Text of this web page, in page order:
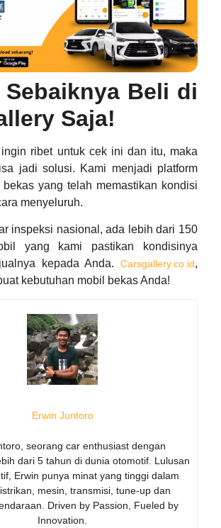
Sebaiknya Beli di
Saja!
ribet untuk cek ini dan itu, maka
jadi solusi. Kami menjadi platform
yang telah memastikan kondisi
menyeluruh.
inspeksi nasional, ada lebih dari 150
yang kami pastikan kondisinya
kepada Anda. Carsgallery.co.id,
kebutuhan mobil bekas Anda!
Erwin Juntoro
seorang car enthusiast dengan
dari 5 tahun di dunia otomotif. Lulusan
Erwin punya minat yang tinggi dalam
mesin, transmisi, tune-up dan
Driven by Passion, Fueled by
Innovation.